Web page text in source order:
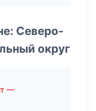
Северо-
округ
—